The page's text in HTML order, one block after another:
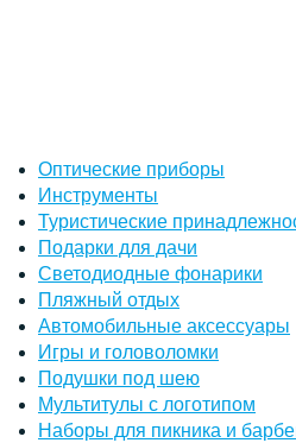
Оптические приборы
Инструменты
Туристические
Подарки для дачи
Светодиодные фонарики
Пляжный отдых
Автомобильные аксессуары
Игры и головоломки
Подушки под шею
Мультитулы с логотипом
Наборы для пикника и